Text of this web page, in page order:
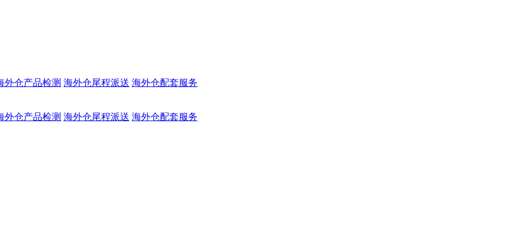
外仓产品检测 海外仓尾程派送 海外仓配套服务
外仓产品检测 海外仓尾程派送 海外仓配套服务